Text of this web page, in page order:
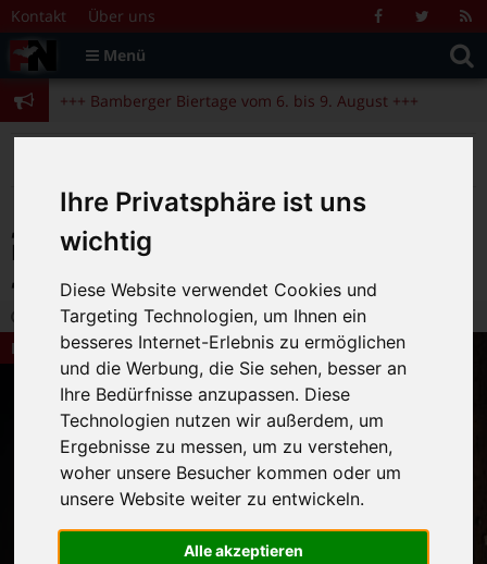
Ihre Privatsphäre ist uns
wichtig
Diese Website verwendet Cookies und
Targeting Technologien, um Ihnen ein
besseres Internet-Erlebnis zu ermöglichen
und die Werbung, die Sie sehen, besser an
Ihre Bedürfnisse anzupassen. Diese
Technologien nutzen wir außerdem, um
Ergebnisse zu messen, um zu verstehen,
woher unsere Besucher kommen oder um
unsere Website weiter zu entwickeln.
Alle akzeptieren
Zum Inhalt springen
Kontakt Über uns FacebookTwitter
Menü
Suche
nach:
+++ Bamberger Biertage vom 6. bis 9. August +++
+++ Blues- und Jazzfestival vom 31.7. bis 9.8. +++
+++ Bamberger Biertage vom 6. bis 9. August +++
„Bruder Tamponius“ sorgt für politische
Hygiene: 11. Bamberger Fastenpredigt im
„Welcome Kongress Hotel“ am 21. Februar
28.01.2026 16:11 | FN-Redaktion |
0
Bamberg News